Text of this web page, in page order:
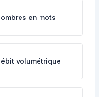
en mots
volumétrique